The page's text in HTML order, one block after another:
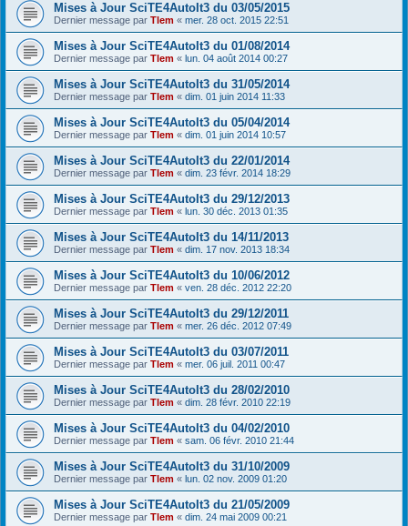
Mises à Jour SciTE4AutoIt3 du 03/05/2015
Dernier message par Tlem « mer. 28 oct. 2015 22:51
Mises à Jour SciTE4AutoIt3 du 01/08/2014
Dernier message par Tlem « lun. 04 août 2014 00:27
Mises à Jour SciTE4AutoIt3 du 31/05/2014
Dernier message par Tlem « dim. 01 juin 2014 11:33
Mises à Jour SciTE4AutoIt3 du 05/04/2014
Dernier message par Tlem « dim. 01 juin 2014 10:57
Mises à Jour SciTE4AutoIt3 du 22/01/2014
Dernier message par Tlem « dim. 23 févr. 2014 18:29
Mises à Jour SciTE4AutoIt3 du 29/12/2013
Dernier message par Tlem « lun. 30 déc. 2013 01:35
Mises à Jour SciTE4AutoIt3 du 14/11/2013
Dernier message par Tlem « dim. 17 nov. 2013 18:34
Mises à Jour SciTE4AutoIt3 du 10/06/2012
Dernier message par Tlem « ven. 28 déc. 2012 22:20
Mises à Jour SciTE4AutoIt3 du 29/12/2011
Dernier message par Tlem « mer. 26 déc. 2012 07:49
Mises à Jour SciTE4AutoIt3 du 03/07/2011
Dernier message par Tlem « mer. 06 juil. 2011 00:47
Mises à Jour SciTE4AutoIt3 du 28/02/2010
Dernier message par Tlem « dim. 28 févr. 2010 22:19
Mises à Jour SciTE4AutoIt3 du 04/02/2010
Dernier message par Tlem « sam. 06 févr. 2010 21:44
Mises à Jour SciTE4AutoIt3 du 31/10/2009
Dernier message par Tlem « lun. 02 nov. 2009 01:20
Mises à Jour SciTE4AutoIt3 du 21/05/2009
Dernier message par Tlem « dim. 24 mai 2009 00:21